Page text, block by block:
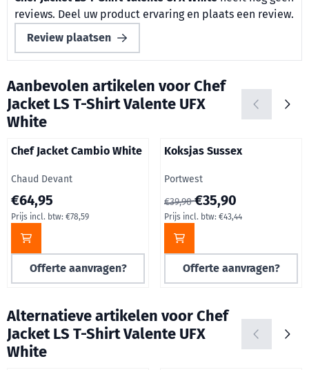
reviews. Deel uw product ervaring en plaats een review.
Review plaatsen
Aanbevolen artikelen voorChef
Jacket LS T-Shirt Valente UFX
White
Chef Jacket Cambio White
Merk:
Chaud Devant
Prijs op aanvraag, inclusief btw: 78,59
€64,95
Prijs incl. btw: €78,59
Offerte aanvragen?
Koksjas Sussex
Merk:
Portwest
Van 39,90 voor 35,90,
€39,90€35,90
Prijs incl. btw: €43,44
Offerte aanvragen?
Alternatieve artikelen voorChef
Jacket LS T-Shirt Valente UFX
White